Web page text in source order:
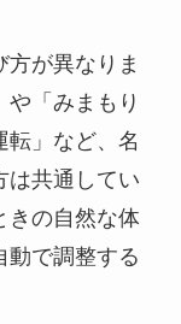
が異なりま
「みまもり
転」など、名
は共通してい
きの自然な体
動で調整する